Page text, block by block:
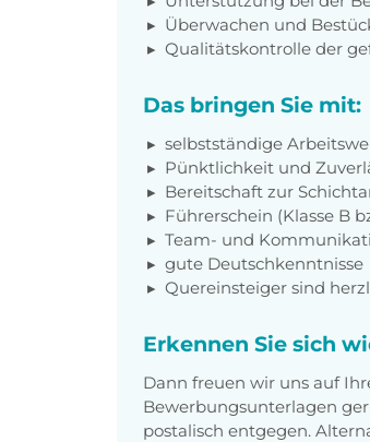
Überwachen und
Qualitätskontrolle der
Das bringen Sie mit:
selbstständige
Pünktlichkeit und
Bereitschaft zur
Führerschein (Klasse B
Team- und
gute Deutschkenntnisse
Quereinsteiger sind
Erkennen Sie sich
Dann freuen wir uns auf
Bewerbungsunterlagen
postalisch entgegen.